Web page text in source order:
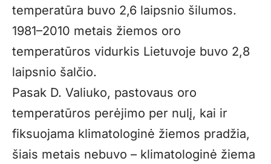
temperatūra buvo 2,6 laipsnio šilumos.
1981–2010 metais žiemos oro
temperatūros vidurkis Lietuvoje buvo 2,8
laipsnio šalčio.
Pasak D. Valiuko, pastovaus oro
temperatūros perėjimo per nulį, kai ir
fiksuojama klimatologinė žiemos pradžia,
šiais metais nebuvo – klimatologinė žiema